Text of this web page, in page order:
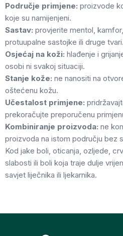
Područje primjene: proizvode
koje su namijenjeni.
Sastav: provjerite mentol,
protuupalne sastojke ili druge tvari.
Osjećaj na koži: hlađenje i
osobi ni svakoj situaciji.
Stanje kože: ne nanositi na
oštećenu kožu.
Učestalost primjene:
prekoračujte preporučenu
Kombiniranje proizvoda: ne
proizvoda na istom području bez
Kod jake boli, oticanja, ozljede,
slabosti ili boli koja traje dulje
savjet liječnika ili ljekarnika.